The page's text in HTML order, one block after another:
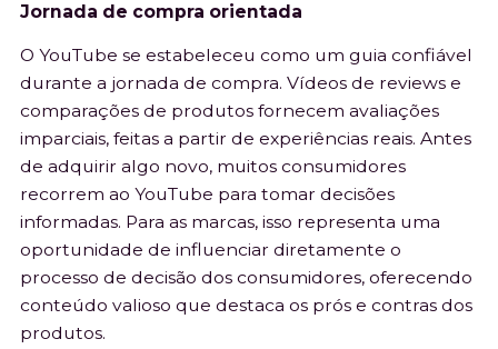
Jornada de compra orientada
O YouTube se estabeleceu como um guia confiável
durante a jornada de compra. Vídeos de reviews e
comparações de produtos fornecem avaliações
imparciais, feitas a partir de experiências reais. Antes
de adquirir algo novo, muitos consumidores
recorrem ao YouTube para tomar decisões
informadas. Para as marcas, isso representa uma
oportunidade de influenciar diretamente o
processo de decisão dos consumidores, oferecendo
conteúdo valioso que destaca os prós e contras dos
produtos.